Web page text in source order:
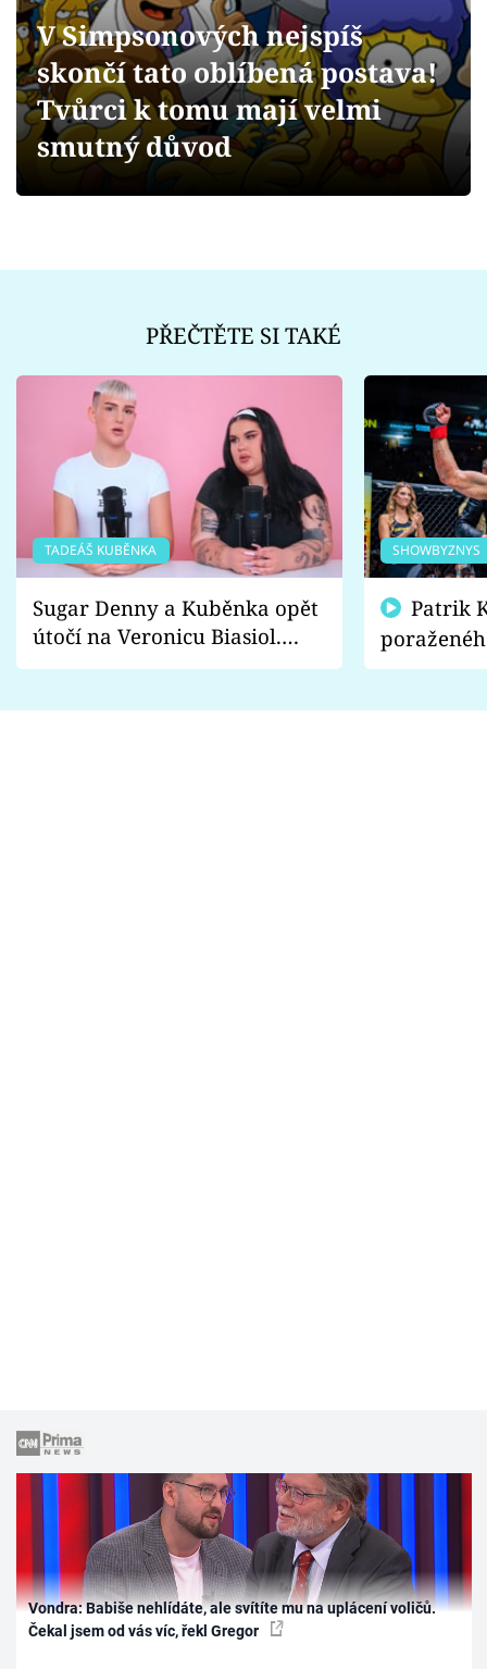
Videa
Sledujte prima+
V Simpsonových nejspíš
skončí tato oblíbená postava!
Tvůrci k tomu mají velmi
smutný důvod
PŘEČTĚTE SI TAKÉ
TADEÁŠ KUBĚNKA
Sugar Denny a Kuběnka opět
útočí na Veronicu Biasiol.
Proč je podle nich falešná a
SHOWBYZNYS
fanoušci
Vondra: Babiše nehlídáte, ale svítíte mu na uplácení voličů.
Čekal jsem od vás víc, řekl Gregor